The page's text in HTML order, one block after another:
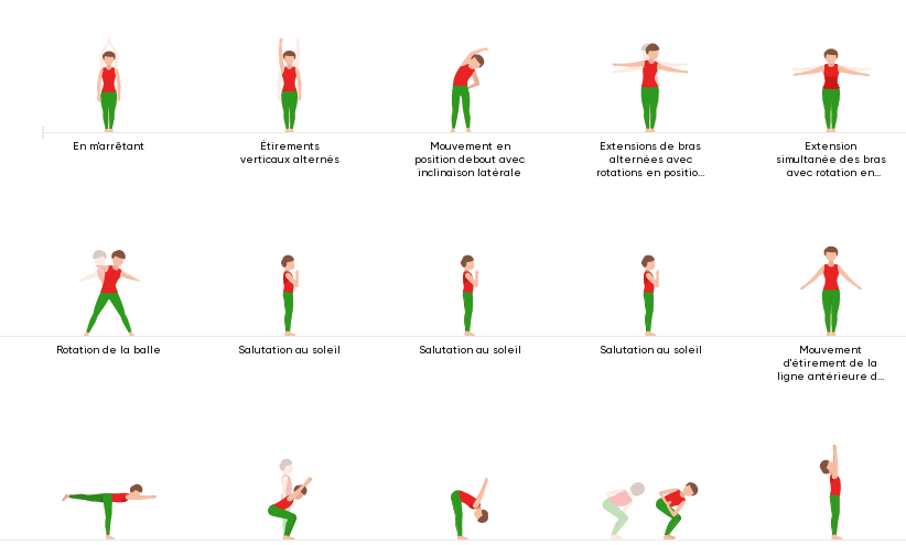
En m'arrêtant
Étirements
verticaux alternés
Mouvement en
position debout avec
inclinaison latérale
Extensions de bras
alternées avec
rotations en position
Extension
simultanée des bras
avec rotation en
Rotation de la balle Salutation au soleil Salutation au soleil Salutation au soleil
Mouvement
d'étirement de la
ligne antérieure du